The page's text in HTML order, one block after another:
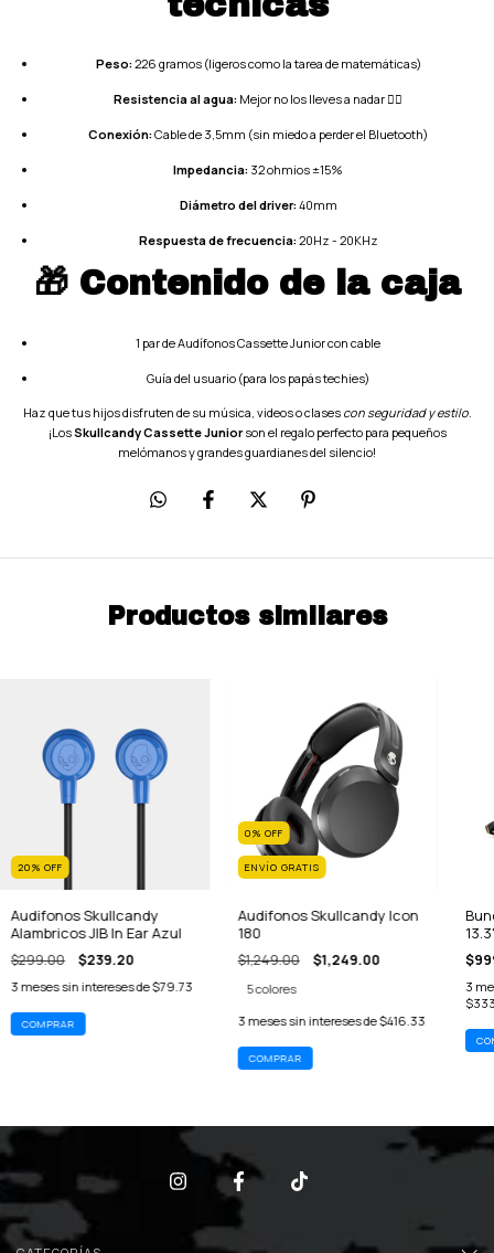
Peso:226 gramos (ligeros como la tarea de matemáticas)
Resistencia al agua: Mejor no los lleves a nadar 🏊‍♂️
Conexión:Cable de 3,5mm (sin miedo a perder el Bluetooth)
Impedancia: 32 ohmios ±15%
Diámetro del driver:40mm
Respuesta de frecuencia:20Hz - 20KHz
🎁 Contenido de la caja
1 par de Audífonos Cassette Junior con cable
Guía del usuario (para los papás techies)
Haz que tus hijos disfruten de su música, videos o clases con seguridad y estilo.
¡LosSkullcandy Cassette Juniorson el regalo perfecto para pequeños
melómanos y grandes guardianes del silencio!
Productos similares
20% OFF
Audifonos Skullcandy
Alambricos JIB In Ear Azul
$299.00 $239.20
3 meses sin intereses de$79.73
0% OFF
ENVÍO GRATIS
Audifonos Skullcandy Icon
180
$1,249.00 $1,249.00
5 colores
3 meses sin intereses de$416.33
COMPRAR
3